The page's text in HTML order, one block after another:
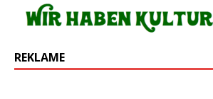
REKLAME